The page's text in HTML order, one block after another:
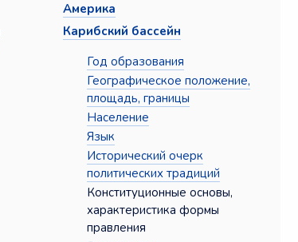
Америка
Карибский бассейн
Год образования
Географическое положение,
площадь, границы
Население
Язык
Исторический очерк
политических традиций
Конституционные основы,
характеристика формы
правления